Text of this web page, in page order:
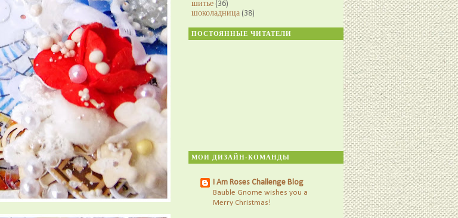
шитье (36)
шоколадница (38)
ПОСТОЯННЫЕ ЧИТАТЕЛИ
МОИ ДИЗАЙН-КОМАНДЫ
I Am Roses Challenge Blog
Bauble Gnome wishes you a
Merry Christmas!